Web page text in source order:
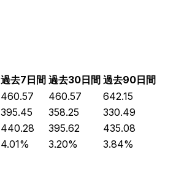
過去7日間 過去30日間 過去90日間
460.57 460.57
642.15
395.45 358.25
330.49
440.28 395.62
435.08
4.01% 3.20% 3.84%